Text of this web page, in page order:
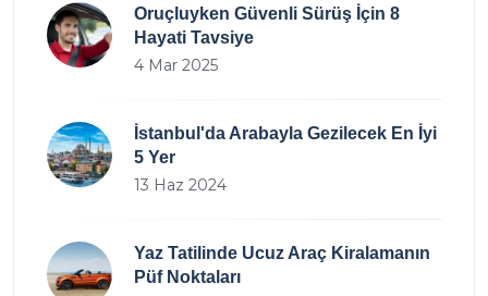
Oruçluyken Güvenli Sürüş İçin 8
Hayati Tavsiye
4 Mar 2025
İstanbul'da Arabayla Gezilecek En İyi
5 Yer
13 Haz 2024
Yaz Tatilinde Ucuz Araç Kiralamanın
Püf Noktaları